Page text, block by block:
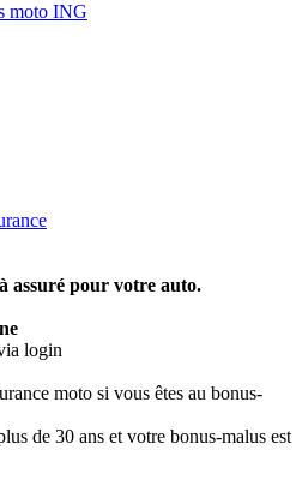
moto ING
assuré pour votre auto.
login
moto si vous êtes au bonus-
de 30 ans et votre bonus-malus est